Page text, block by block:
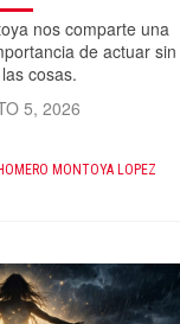
nos comparte una
de actuar sin
cosas.
5, 2026
MONTOYA LOPEZ